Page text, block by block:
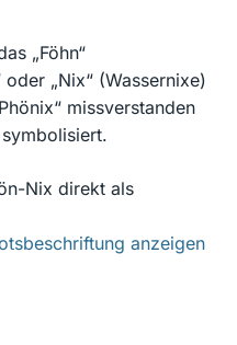
„Föhn“
„Nix“ (Wassernixe)
missverstanden
Nix direkt als
anzeigen